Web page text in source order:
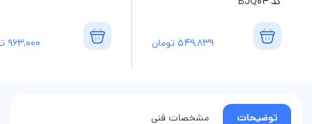
549,839 تومان 963,000
توضیحات مشخصات فنی